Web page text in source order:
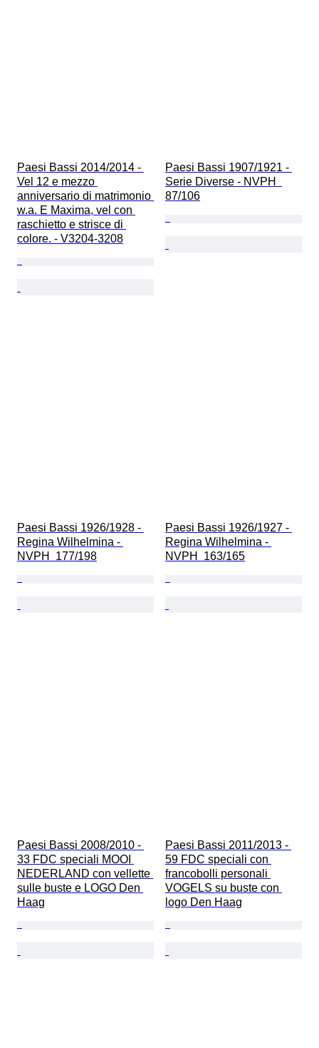
Paesi Bassi 2014/2014 -
Vel 12 e mezzo
anniversario di matrimonio
w.a. E Maxima, vel con
raschietto e strisce di
colore. - V3204-3208
Paesi Bassi 1907/1921 -
Serie Diverse - NVPH
87/106
Paesi Bassi 1926/1928 -
Regina Wilhelmina -
NVPH  177/198
Paesi Bassi 1926/1927 -
Regina Wilhelmina -
NVPH  163/165
Paesi Bassi 2008/2010 -
33 FDC speciali MOOI
NEDERLAND con vellette
sulle buste e LOGO Den
Haag
Paesi Bassi 2011/2013 -
59 FDC speciali con
francobolli personali
VOGELS su buste con
logo Den Haag